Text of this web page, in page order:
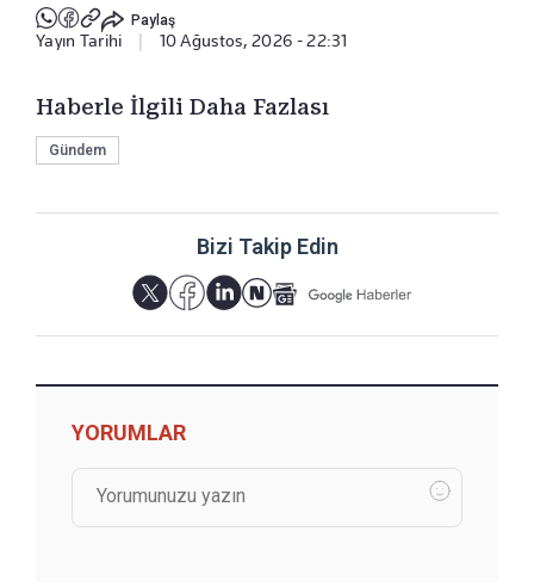
Paylaş
Yayın Tarihi 10 Ağustos, 2026 - 22:31
Haberle İlgili Daha Fazlası
Gündem
Bizi Takip Edin
YORUMLAR